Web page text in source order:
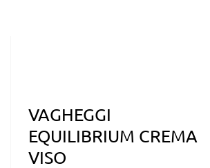
VAGHEGGI
EQUILIBRIUM CREMA
VISO